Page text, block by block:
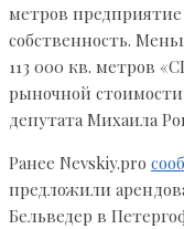
метров предприятие
собственность.
113 000 кв. метров
рыночной
депутата Михаила
Ранее Nevskiy.pro
предложили
Бельведер в